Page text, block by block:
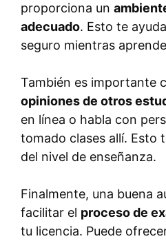
proporciona un
adecuado. Esto te
seguro mientras
También es importante
opiniones de otros
en línea o habla con
tomado clases allí. Esto
del nivel de enseñanza.
Finalmente, una buena
facilitar el proceso de
tu licencia. Puede